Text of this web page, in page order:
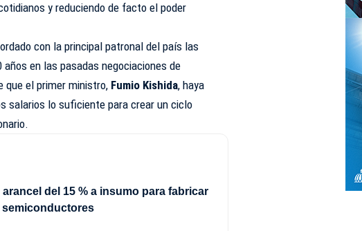
y reduciendo de facto el poder
con la principal patronal del país las
en las pasadas negociaciones de
que el primer ministro, Fumio Kishida, haya
salarios lo suficiente para crear un ciclo
del 15 % a insumo para fabricar
semiconductores